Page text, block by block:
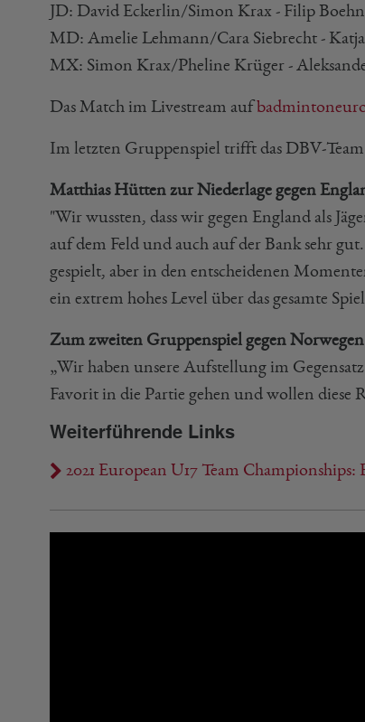
JD: David Eckerlin/Simon Krax - Filip Boehn/
MD: Amelie Lehmann/Cara Siebrecht -
MX: Simon Krax/Pheline Krüger -
Das Match im Livestream auf
Im letzten Gruppenspiel trifft das DBV-
Matthias Hütten zur Niederlage gegen
"Wir wussten, dass wir gegen England als
auf dem Feld und auch auf der Bank sehr
gespielt, aber in den entscheidenen
ein extrem hohes Level über das gesamte
Zum zweiten Gruppenspiel gegen
„Wir haben unsere Aufstellung im
Favorit in die Partie gehen und wollen diese
Weiterführende Links
2021 European U17 Team Championships: